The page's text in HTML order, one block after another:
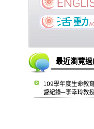
最近瀏覽
109學年度生命教
營紀錄─李幸玲教